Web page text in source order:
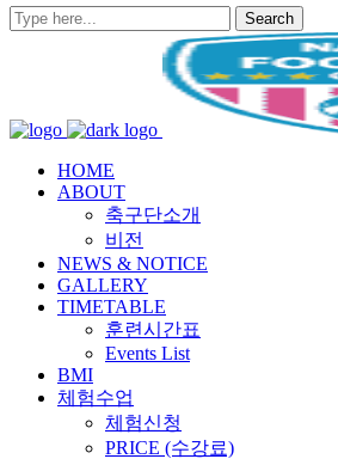
HOME
ABOUT
축구단소개
비전
NEWS & NOTICE
GALLERY
TIMETABLE
훈련시간표
Events List
BMI
체험수업
체험신청
PRICE (수강료)